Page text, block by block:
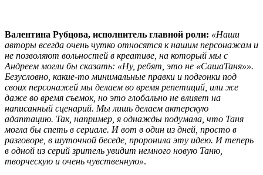
Валентина Рубцова, исполнитель главной роли: «Наши
авторы всегда очень чутко относятся к нашим персонажам и
не позволяют вольностей в креативе, на который мы с
Андреем могли бы сказать: «Ну, ребят, это не «СашаТаня»».
Безусловно, какие-то минимальные правки и подгонки под
своих персонажей мы делаем во время репетиций, или же
даже во время съемок, но это глобально не влияет на
написанный сценарий. Мы лишь делаем актерскую
адаптацию. Так, например, я однажды подумала, что Таня
могла бы спеть в сериале. И вот в один из дней, просто в
разговоре, в шуточной беседе, проронила эту идею. И теперь
в одной из серий зритель увидит немного новую Таню,
творческую и очень чувственную».